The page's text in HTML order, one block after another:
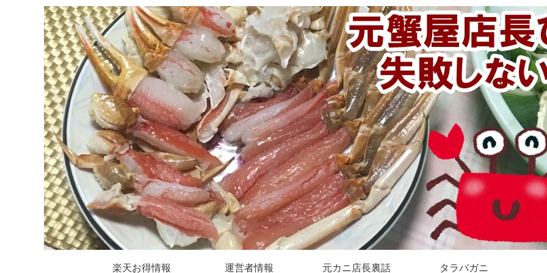
楽天お得情報 運営者情報 元カニ店長裏話 タラバガニ